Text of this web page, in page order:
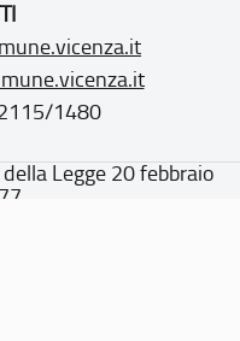
1480
Legge 20 febbraio